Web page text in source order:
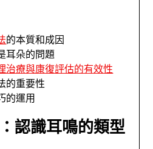
的本質和成因
耳朵的問題
治療與康復評估的有效性
的重要性
的運用
認識耳鳴的類型